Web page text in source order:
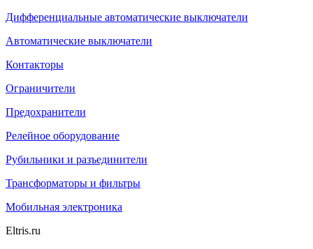
Дифференциальные автоматические выключатели
Автоматические выключатели
Контакторы
Ограничители
Предохранители
Релейное оборудование
Рубильники и разъединители
Трансформаторы и фильтры
Мобильная электроника
Eltris.ru